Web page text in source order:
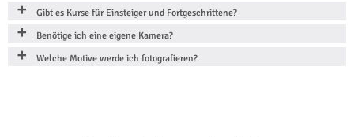
Gibt es Kurse für Einsteiger und Fortgeschrittene?
Benötige ich eine eigene Kamera?
Welche Motive werde ich fotografieren?